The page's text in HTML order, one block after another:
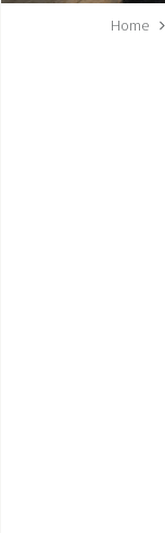
Home